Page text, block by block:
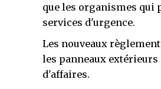
que les organismes qui
services d'urgence.
Les nouveaux
les panneaux
d'affaires.